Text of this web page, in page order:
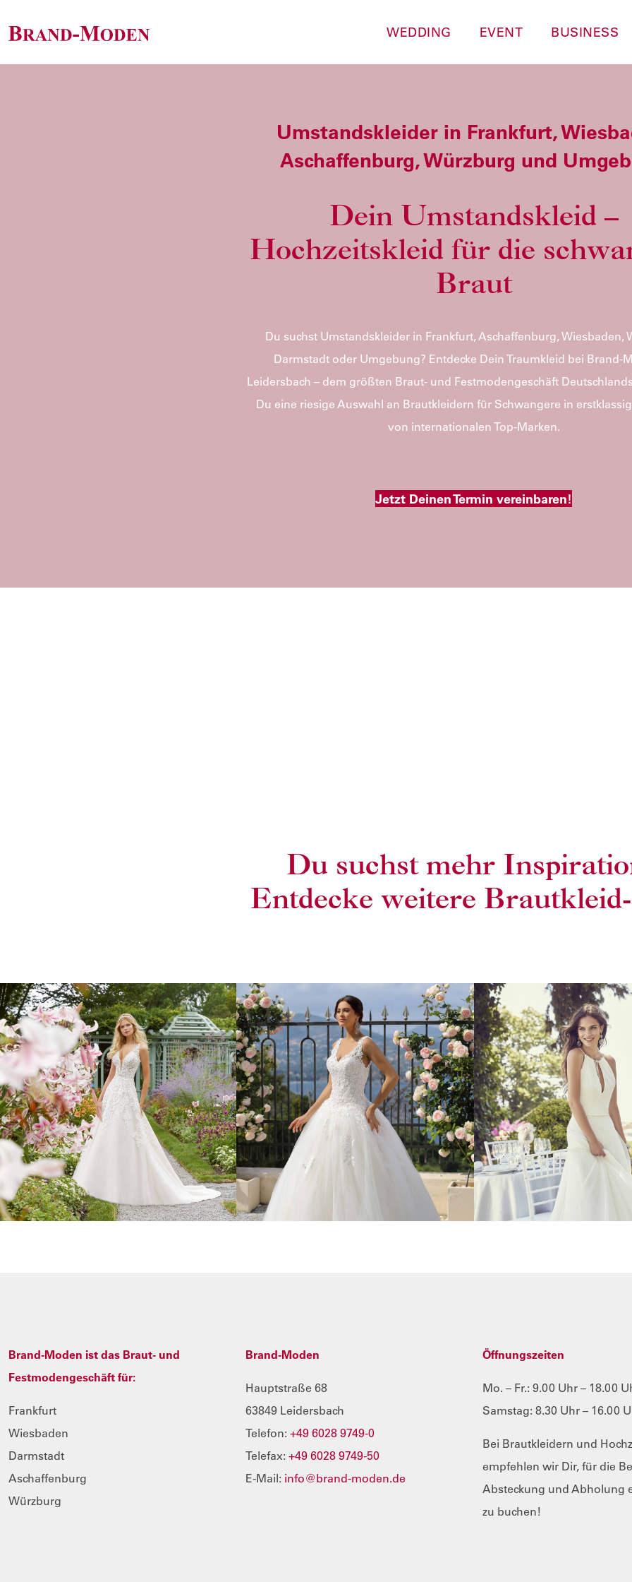
WEDDING EVENT BUSINESS
Umstandskleider in Frankfurt,
Aschaffenburg, Würzburg und
Dein Umstandskleid –
Hochzeitskleid für die
Braut
Du suchst Umstandskleider in Frankfurt, Aschaffenburg, Wiesbaden,
Darmstadt oder Umgebung? Entdecke Dein Traumkleid bei Brand-
Leidersbach – dem größten Braut- und Festmodengeschäft
Du eine riesige Auswahl an Brautkleidern für Schwangere in
von internationalen Top-Marken.
Jetzt Deinen Termin vereinbaren!
Du suchst mehr
Entdecke weitere
Romantische
Kleider
Prinzessinnen­
kleider
Brand-Moden ist das Braut- und
Festmodengeschäft für:
Frankfurt
Wiesbaden
Darmstadt
Aschaffenburg
Würzburg
Brand-Moden
Hauptstraße 68
63849 Leidersbach
Telefon: +49 6028 9749-0
Telefax: +49 6028 9749-50
E-Mail: info@brand-moden.de
Öffnungszeiten
Mo. – Fr.: 9.00 Uhr – 18.00
Samstag: 8.30 Uhr – 16.00
Bei Brautkleidern und
empfehlen wir Dir, für die
Absteckung und Abholung
zu buchen!